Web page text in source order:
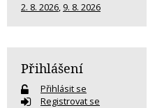
2. 8. 2026, 9. 8. 2026
Přihlášení
Přihlásit se
Registrovat se